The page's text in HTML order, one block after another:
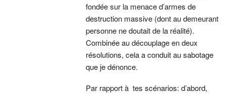
fondée sur la menace d’armes de
destruction massive (dont au demeurant
personne ne doutait de la réalité).
Combinée au découplage en deux
résolutions, cela a conduit au sabotage
que je dénonce.
Par rapport à tes scénarios: d’abord,